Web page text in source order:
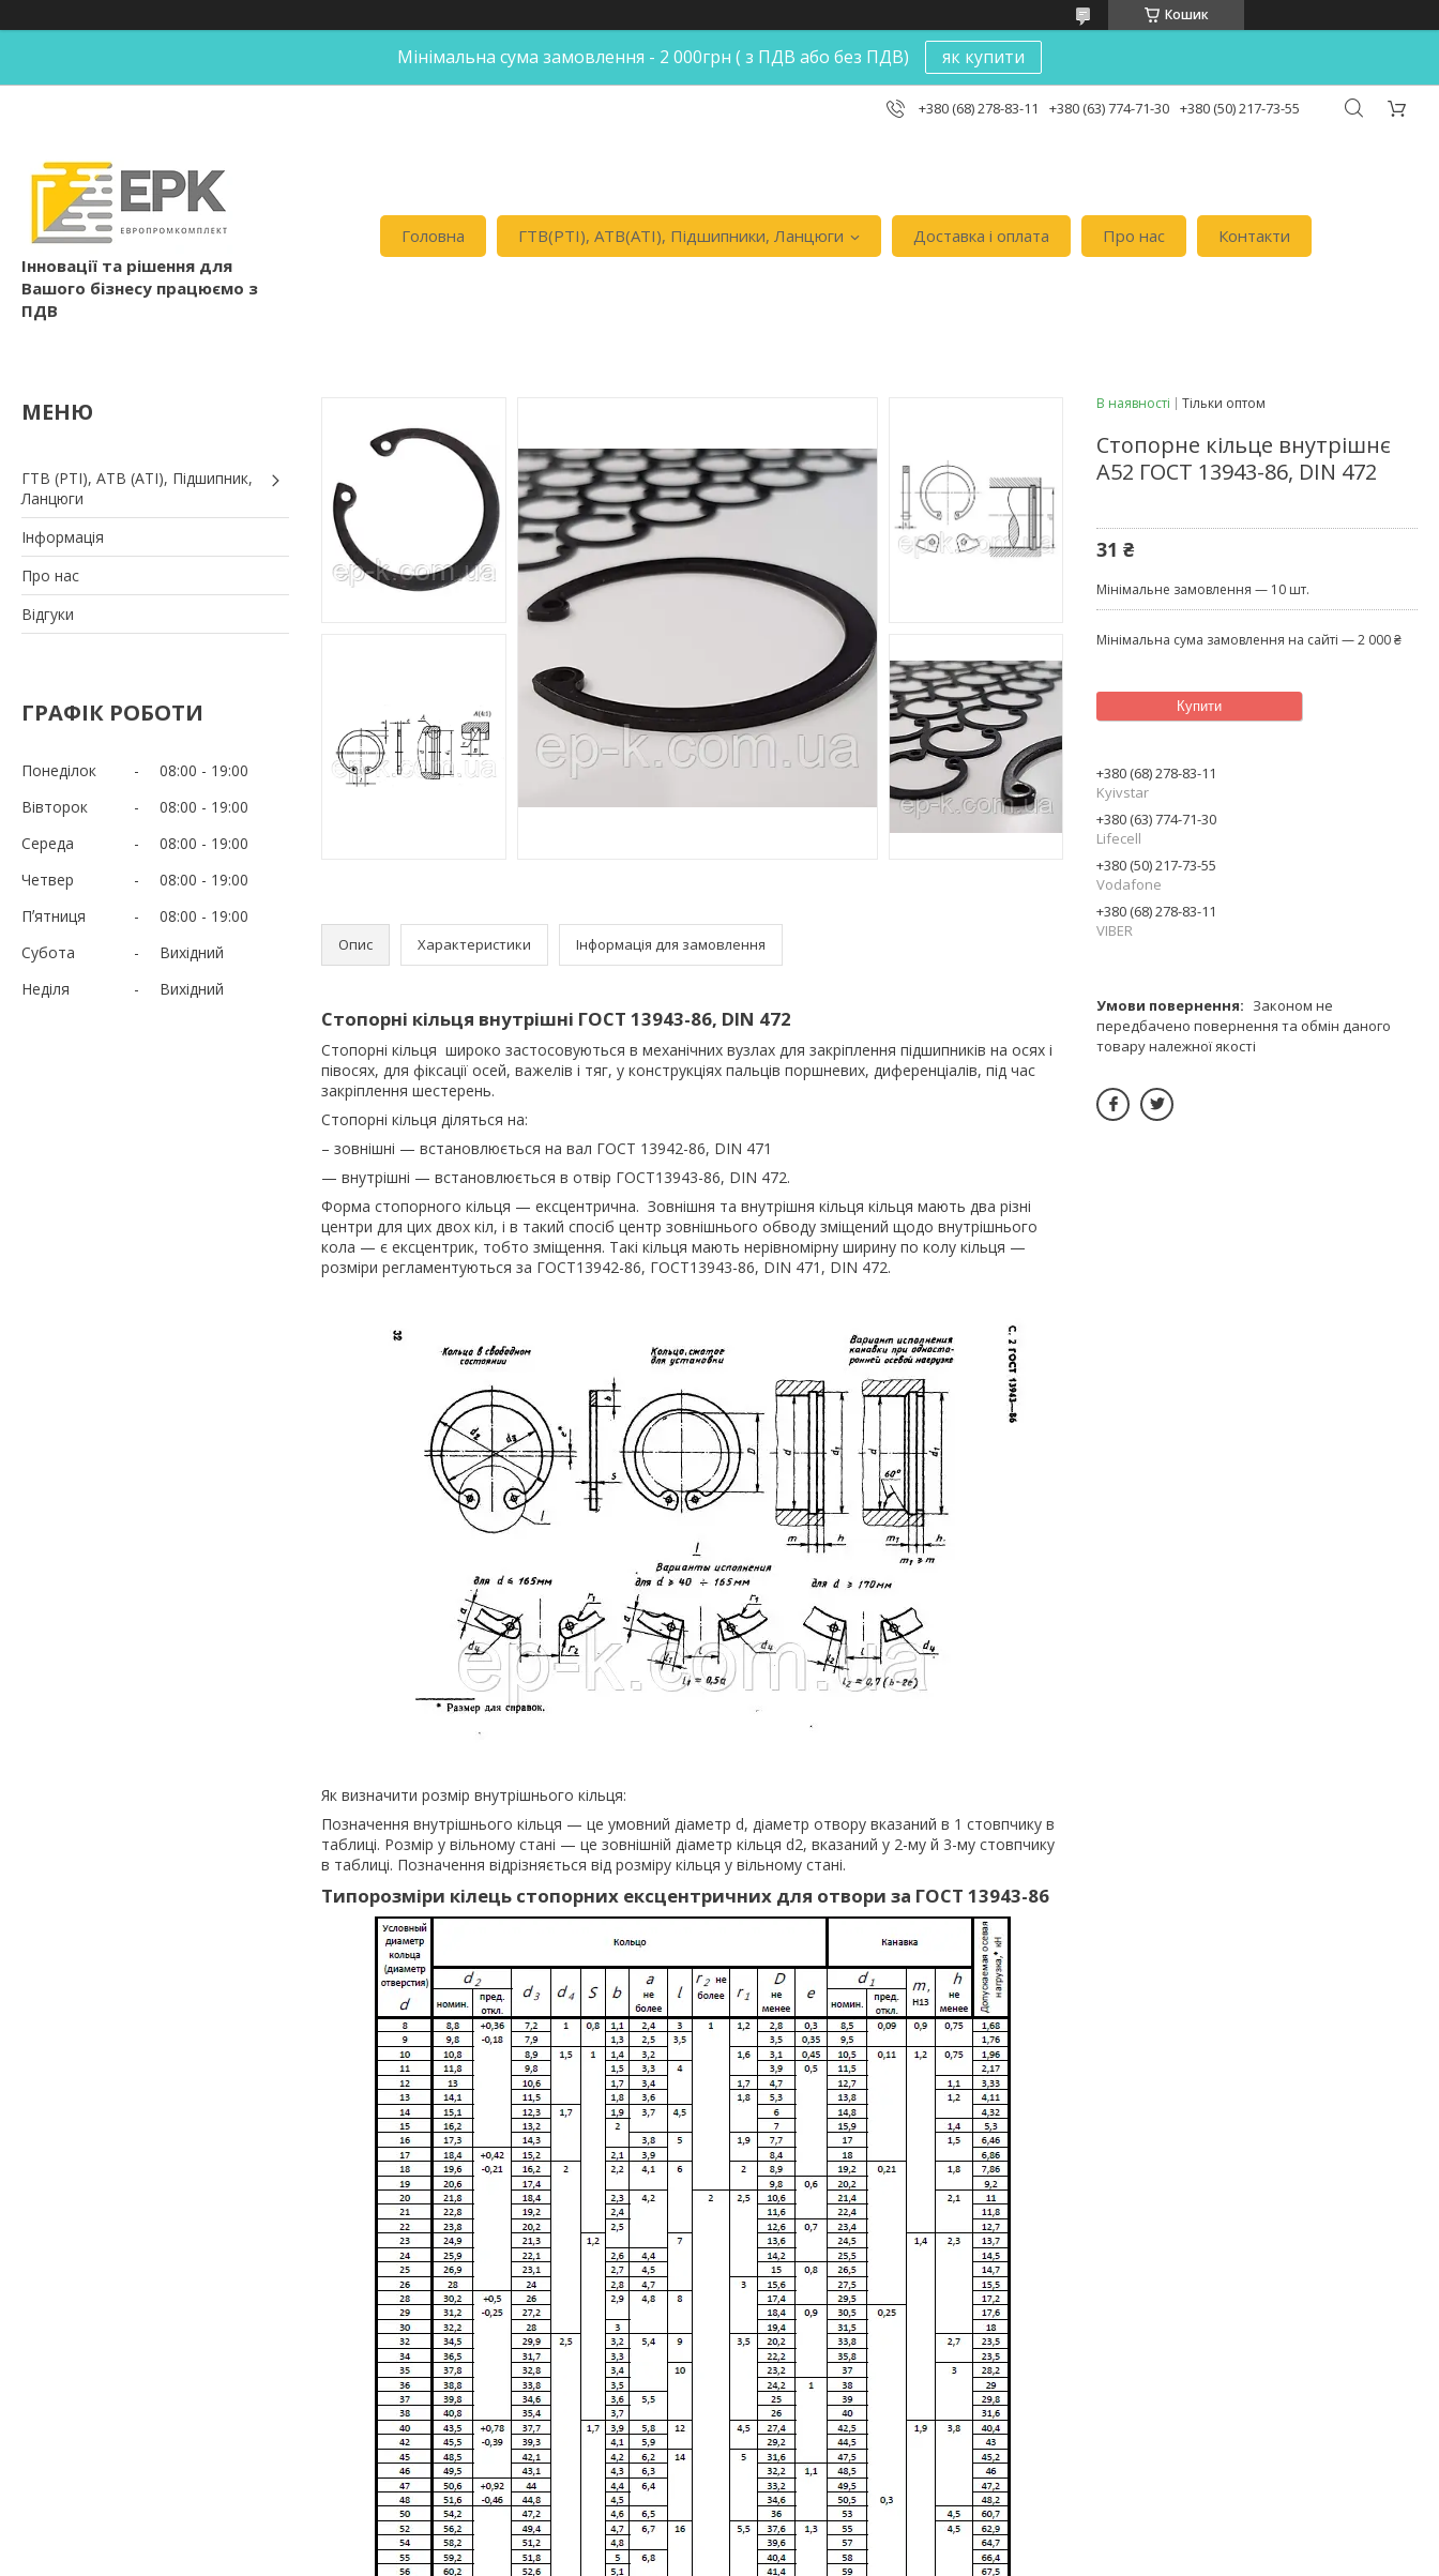
Кошик
Мінімальна сума замовлення - 2 000грн ( з ПДВ або без ПДВ) як купити
+380 (68) 278-83-11 +380 (63) 774-71-30 +380 (50) 217-73-55
Інновації та рішення для
Вашого бізнесу працюємо з
ПДВ
Головна ГТВ(РТI), АТВ(АТI), Пiдшипники, Ланцюги Доставка i оплата Про нас Контакти
ГТВ (РТI), АТВ (АТI), Пiдшипник,
Ланцюги
Iнформація
Про нас
Вiдгуки
ГРАФІК РОБОТИ
Понеділок 08:00
19:00
Вівторок
08:00
19:00
Середа
08:00
19:00
Четвер
08:00
19:00
Пʼятниця
08:00
19:00
Субота
Вихідний
Неділя
Вихідний
Опис Характеристики Інформація для замовлення
Стопорні кільця внутрішні ГОСТ 13943-86, DIN 472
Стопорні кільця широко застосовуються в механічних вузлах для закріплення підшипників на осях і
півосях, для фіксації осей, важелів і тяг, у конструкціях пальців поршневих, диференціалів, під час
закріплення шестерень.
Стопорні кільця діляться на:
– зовнішні — встановлюється на вал ГОСТ 13942-86, DIN 471
— внутрішні — встановлюється в отвір ГОСТ13943-86, DIN 472.
Форма стопорного кільця — ексцентрична. Зовнішня та внутрішня кільця кільця мають два різні
центри для цих двох кіл, і в такий спосіб центр зовнішнього обводу зміщений щодо внутрішнього
кола — є ексцентрик, тобто зміщення. Такі кільця мають нерівномірну ширину по колу кільця —
розміри регламентуються за ГОСТ13942-86, ГОСТ13943-86, DIN 471, DIN 472.
Як визначити розмір внутрішнього кільця:
Позначення внутрішнього кільця — це умовний діаметр d, діаметр отвору вказаний в 1 стовпчику в
таблиці. Розмір у вільному стані — це зовнішній діаметр кільця d2, вказаний у 2-му й 3-му стовпчику
в таблиці. Позначення відрізняється від розміру кільця у вільному стані.
Типорозміри кілець стопорних ексцентричних для отвори за ГОСТ 13943-86
В наявності Тільки оптом
Стопорне кільце внутрішнє
А52 ГОСТ 13943-86, DIN 472
31 ₴
Мінімальне замовлення — 10 шт.
Мінімальна сума замовлення на сайті — 2 000 ₴
Купити
+380 (68) 278-83-11
Kyivstar
+380 (63) 774-71-30
Lifecell
+380 (50) 217-73-55
Vodafone
+380 (68) 278-83-11
VIBER
Законом не
передбачено повернення та обмін даного
товару належної якості